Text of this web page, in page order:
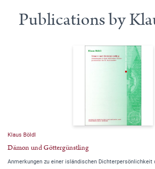
Publications by
Klaus Böldl
Dämon und Göttergünstling
Anmerkungen zu einer isländischen Dichterpersönlichkeit